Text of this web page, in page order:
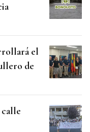
el
de
calle